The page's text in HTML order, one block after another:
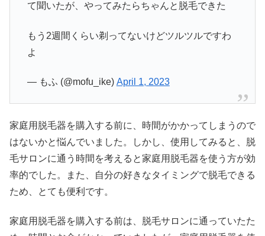
て聞いたが、やってみたらちゃんと脱毛できた
もう2週間くらい剃ってないけどツルツルですわ
よ
— もふ (@mofu_ike) April 1, 2023
家庭用脱毛器を購入する前に、時間がかかってしまうので
はないかと悩んでいました。しかし、使用してみると、脱
毛サロンに通う時間を考えると家庭用脱毛器を使う方が効
率的でした。また、自分の好きなタイミングで脱毛できる
ため、とても便利です。
家庭用脱毛器を購入する前は、脱毛サロンに通っていたた